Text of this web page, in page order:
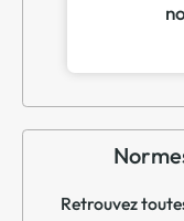
Retrouvez